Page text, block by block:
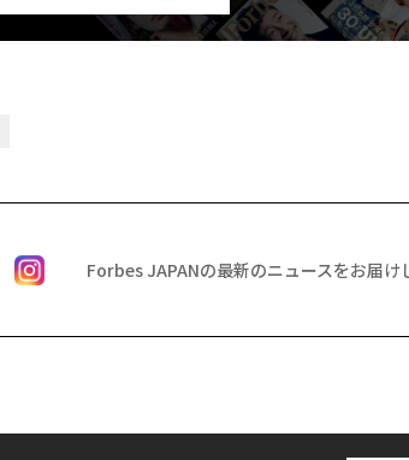
Forbes JAPANの最新のニュースをお届け